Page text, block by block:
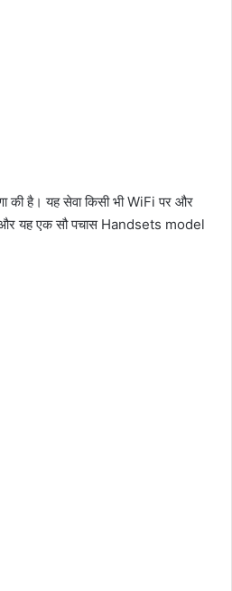
की है। यह सेवा किसी भी WiFi पर और
और यह एक सौ पचास Handsets model